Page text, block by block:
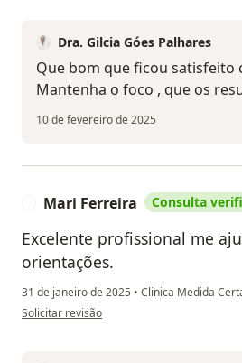
Dra. Gilcia Góes Palhares
Que bom que ficou satisfeito
Mantenha o foco , que os
10 de fevereiro de 2025
Mari Ferreira Consulta
Excelente profissional me
orientações.
31 de janeiro de 2025 • Clinica Medida
na opinião do utilizador Mari Ferreira
Solicitar revisão